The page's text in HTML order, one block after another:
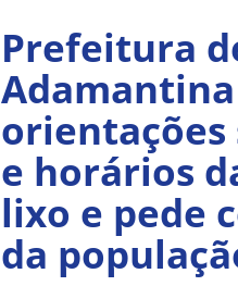
Prefeitura
orientações
e horários
lixo e pede
da